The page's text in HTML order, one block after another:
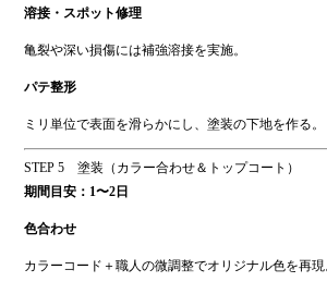
溶接・スポット修理
亀裂や深い損傷には補強溶接を実施。
パテ整形
ミリ単位で表面を滑らかにし、塗装の下地を作る。
STEP 5 塗装（カラー合わせ＆トップコート）
期間目安：1〜2日
色合わせ
カラーコード＋職人の微調整でオリジナル色を再現